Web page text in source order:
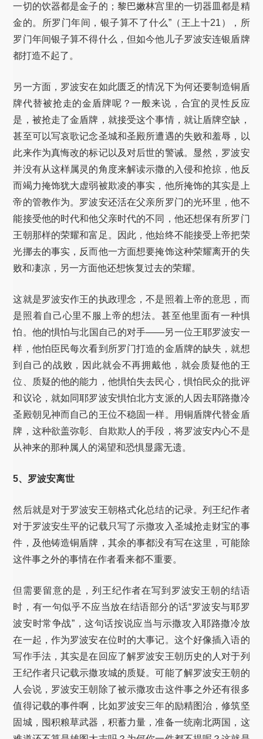
一切的饮器都是金子的；黎巴嫩林宫里的一切器皿都是精
金的。所罗门年间，银子算不了什么”（王上十21），所
罗门年间银子算不得什么，但如今他儿子罗波安连银盾牌
都打造不起了。
另一方面，罗波安在如此匮乏的情况下为何还要制造铜盾
牌代替被抢走的金盾牌呢？一般来说，合宜的灵性反应
是，被抢走了金盾牌，就接受这个事情，就让盾牌空缺，
甚至可以写哀歌记念圣城和圣殿所遭遇的失败和羞辱，以
此来作为真悔改的标记以及对后世的警诫。显然，罗波安
并没有从这样属灵的角度来解读示撒的入侵和抢掠，他反
而竭力掩饰犹大虚弱被欺凌的事实，他所掩饰的其实是上
帝的管教作为。罗波安还活在父亲所罗门的光环里，他不
能接受他的时代和他父亲时代的不同，他还想保有所罗门
王朝那样的荣耀和富足。因此，他始终不能接受上帝把荣
光挪去的事实，反而他一方面想要掩饰这种荣耀离开的失
败和凄凉，另一方面他还想恢复过去的荣耀。
这就是罗波安作王的执政理念，不是照着上帝的意思，而
是照着自己心里不服上帝的想法。甚至他里面有一种惧
怕。他的惧怕与北国自己的对手——另一位王耶罗波安一
样，他怕臣民每次看到所罗门打造的金盾牌的缺失，就想
到自己的战败，因此就会不再拥戴他，就会质疑他的王
位、质疑的他的能力，他惧怕失去民心，惧怕民众的批评
和议论，就如同耶罗波安惧怕北方支派的人因去耶路撒冷
圣殿朝见神而自己的王位不稳固一样。用铜盾牌代替金盾
牌，这种欲盖弥彰、自欺欺人的手段，将罗波安内心不是
从神来的那种属人的渴望和恐惧显露无遗。
5、罗波安离世
然后就是对于罗波安王朝格式化总结的记录。列王纪作者
对于罗波安生平的记载只写了示撒攻入圣城抢走财宝的事
件，及他铸造铜盾牌，其余的事都没有写在这里，可能除
这件事之外的事情在作者看来都不重要。
但需要留意的是，列王纪作者在写到罗波安王朝的结语
时，有一句似乎不应当放在结语部分的话“罗波安与耶罗
波安时常争战”，这句话按说应当与示撒攻入耶路撒冷放
在一起，作为罗波安在位时的大事记。这个好像插入语的
写作手法，其实是在回应了解罗波安王朝历史的人对于列
王纪作者只记载示撒攻城的质疑。可能了解罗波安王朝的
人会说，罗波安王朝除了被示撒攻击这件事之外还有很多
值得记载的事件啊，比如罗波安三年的励精图治，修筑坚
固城，囤积粮草武器，积蓄力量，准备一统南北两国，这